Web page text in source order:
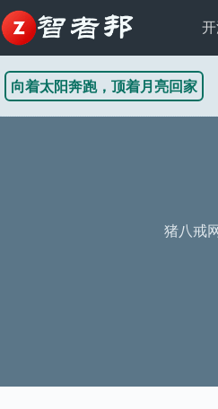
至
内
向着太阳奔跑，顶着月亮回家
猪八戒